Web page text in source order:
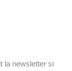
la newsletter si